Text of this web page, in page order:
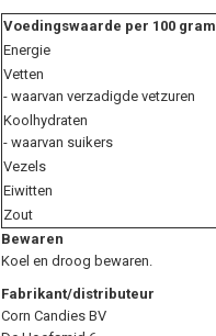
Voedingswaarde per 100 gram
Energie
Vetten
- waarvan verzadigde vetzuren
Koolhydraten
- waarvan suikers
Vezels
Eiwitten
Zout
Bewaren
Koel en droog bewaren.
Fabrikant/distributeur
Corn Candies BV